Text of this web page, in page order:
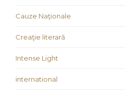
Cauze Naţionale
Creaţie literară
Intense Light
international